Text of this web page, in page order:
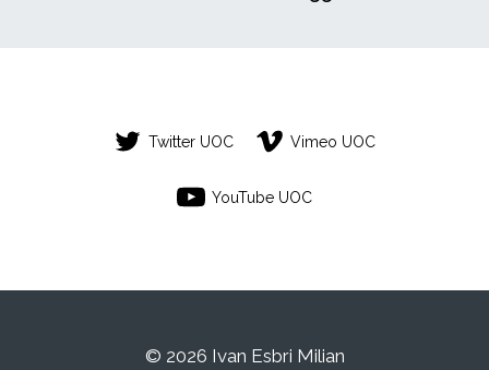
Twitter UOC Vimeo UOC
YouTube UOC
© 2026 Ivan Esbri Milian